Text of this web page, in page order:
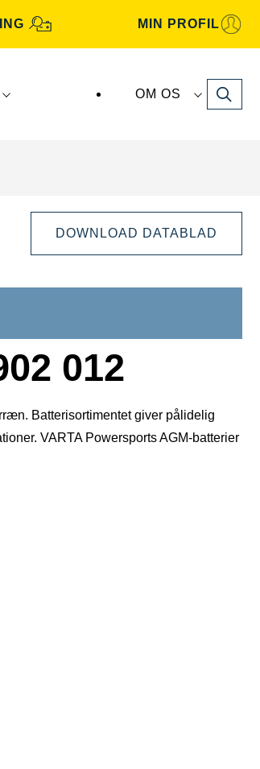
MIN PROFIL
OM OS Search
DOWNLOAD DATABLAD
012
Batterisortimentet giver pålidelig
VARTA Powersports AGM-batterier